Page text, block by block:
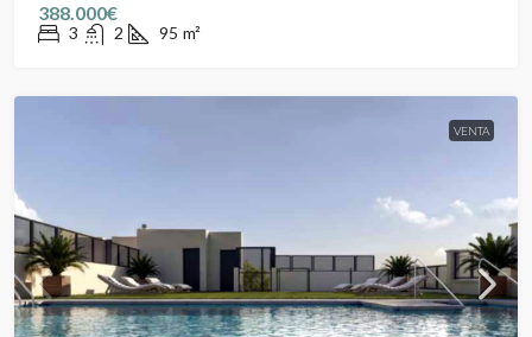
388.000€
3 2 95 m²
VENTA